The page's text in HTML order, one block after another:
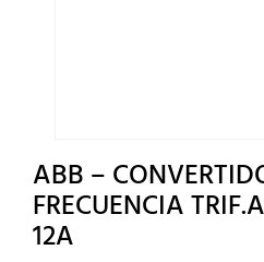
ABB –
FRECUENCIA
12A